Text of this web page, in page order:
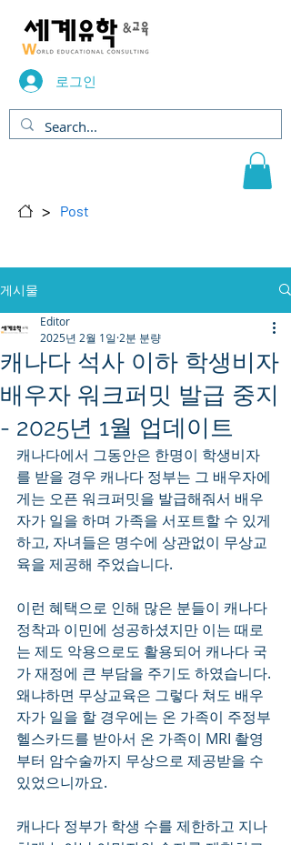
로그인
> Post
게시물
캐나다 석사 이하 학생비자
배우자 워크퍼밋 발급 중지
- 2025년 1월 업데이트
Editor
2025년 2월 1일 2분 분량
캐나다에서 그동안은 한명이 학생비자
를 받을 경우 캐나다 정부는 그 배우자에
게는 오픈 워크퍼밋을 발급해줘서 배우
자가 일을 하며 가족을 서포트할 수 있게
하고, 자녀들은 명수에 상관없이 무상교
육을 제공해 주었습니다.
이런 혜택으로 인해 많은 분들이 캐나다
정착과 이민에 성공하셨지만 이는 때로
는 제도 악용으로도 활용되어 캐나다 국
가 재정에 큰 부담을 주기도 하였습니다.
왜냐하면 무상교육은 그렇다 쳐도 배우
자가 일을 할 경우에는 온 가족이 주정부
헬스카드를 받아서 온 가족이 MRI 촬영
부터 암수술까지 무상으로 제공받을 수
있었으니까요.
캐나다 정부가 학생 수를 제한하고 지나